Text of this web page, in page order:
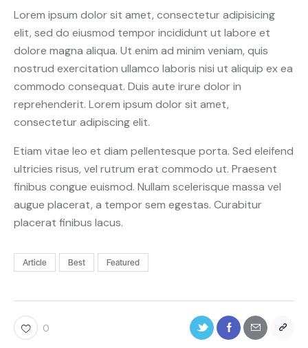
Lorem ipsum dolor sit amet, consectetur adipisicing
elit, sed do eiusmod tempor incididunt ut labore et
dolore magna aliqua. Ut enim ad minim veniam, quis
nostrud exercitation ullamco laboris nisi ut aliquip ex ea
commodo consequat. Duis aute irure dolor in
reprehenderit. Lorem ipsum dolor sit amet,
consectetur adipiscing elit.
Etiam vitae leo et diam pellentesque porta. Sed eleifend
ultricies risus, vel rutrum erat commodo ut. Praesent
finibus congue euismod. Nullam scelerisque massa vel
augue placerat, a tempor sem egestas. Curabitur
placerat finibus lacus.
Article Best Featured
0